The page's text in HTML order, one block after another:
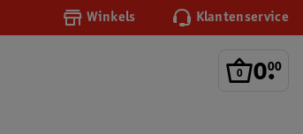
Winkels Klantenservice
0.
00